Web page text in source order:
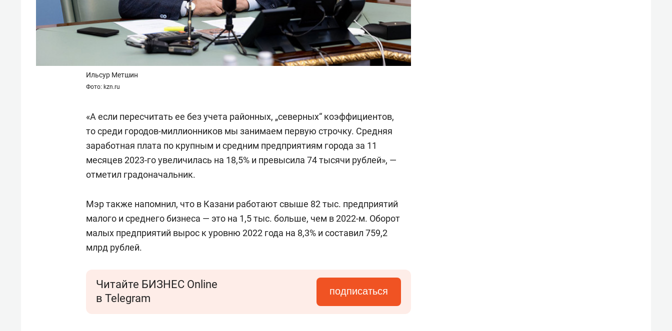
Ильсур Метшин
Фото: kzn.ru
«А если пересчитать ее без учета районных, „северных“ коэффициентов,
то среди городов-миллионников мы занимаем первую строчку. Средняя
заработная плата по крупным и средним предприятиям города за 11
месяцев 2023-го увеличилась на 18,5% и превысила 74 тысячи рублей», —
отметил градоначальник.
Мэр также напомнил, что в Казани работают свыше 82 тыс. предприятий
малого и среднего бизнеса — это на 1,5 тыс. больше, чем в 2022-м. Оборот
малых предприятий вырос к уровню 2022 года на 8,3% и составил 759,2
млрд рублей.
Читайте БИЗНЕС Online
в Telegram
подписаться